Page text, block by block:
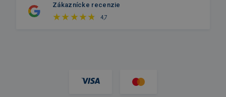
Zákaznícke recenzie
4,7